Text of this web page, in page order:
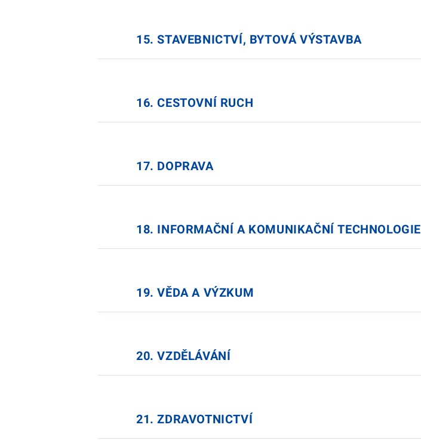
15. STAVEBNICTVÍ, BYTOVÁ VÝSTAVBA
16. CESTOVNÍ RUCH
17. DOPRAVA
18. INFORMAČNÍ A KOMUNIKAČNÍ TECHNOLOGIE
19. VĚDA A VÝZKUM
20. VZDĚLÁVÁNÍ
21. ZDRAVOTNICTVÍ